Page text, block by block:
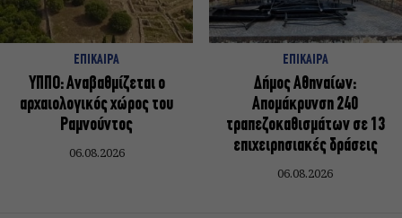
ΕΠΙΚΑΙΡΑ
ΥΠΠΟ: Αναβαθμίζεται ο
αρχαιολογικός χώρος του
Ραμνούντος
06.08.2026
ΕΠΙΚΑΙΡΑ
Δήμος Αθηναίων:
Απομάκρυνση 240
τραπεζοκαθισμάτων σε 13
επιχειρησιακές δράσεις
06.08.2026